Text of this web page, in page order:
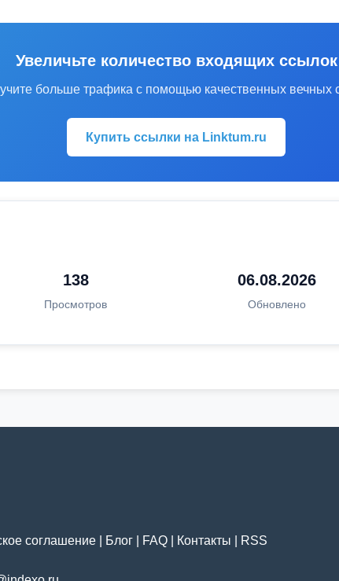
Увеличьте количество входящих ссылок
больше трафика с помощью качественных вечных
Купить ссылки на Linktum.ru
138
Просмотров
06.08.2026
Обновлено
соглашение Блог FAQ Контакты RSS